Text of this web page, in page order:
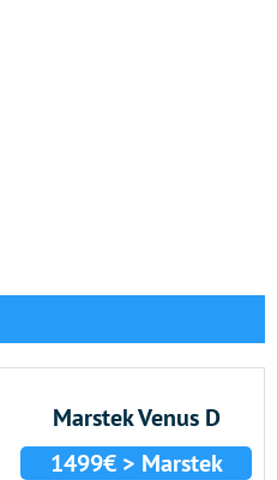
Marstek Venus D
1499€ > Marstek